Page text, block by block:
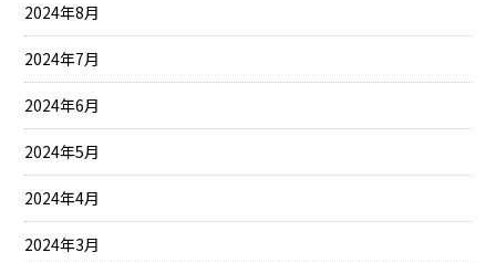
2024年8月
2024年7月
2024年6月
2024年5月
2024年4月
2024年3月